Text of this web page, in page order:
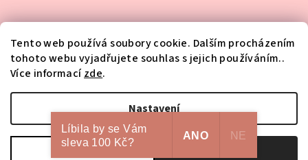
Tento web používá soubory cookie. Dalším procházením
tohoto webu vyjadřujete souhlas s jejich používáním..
Více informacízde.
Nastavení
Copyright 2026HA-NA-MI. Všechna práva vyhrazena.Upravit
nastavení cookies
Líbila by se Vám
sleva 100 Kč?
ANO NE